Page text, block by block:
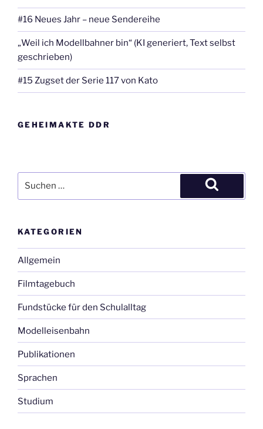
#16 Neues Jahr – neue Sendereihe
„Weil ich Modellbahner bin“ (KI generiert, Text selbst
geschrieben)
#15 Zugset der Serie 117 von Kato
GEHEIMAKTE DDR
nach:
Suchen
KATEGORIEN
Allgemein
Filmtagebuch
Fundstücke für den Schulalltag
Modelleisenbahn
Publikationen
Sprachen
Studium